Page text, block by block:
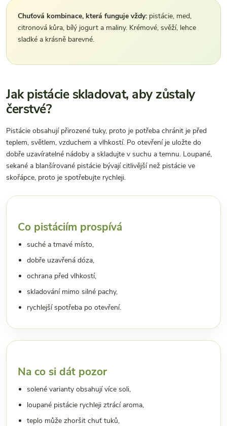
Chuťová kombinace, která funguje vždy: pistácie, med,
citronová kůra, bílý jogurt a maliny. Krémové, svěží, lehce
sladké a krásně barevné.
Jak pistácie skladovat, aby zůstaly
čerstvé?
Pistácie obsahují přirozené tuky, proto je potřeba chránit je před
teplem, světlem, vzduchem a vlhkostí. Po otevření je uložte do
dobře uzavíratelné nádoby a skladujte v suchu a temnu. Loupané,
sekané a blanšírované pistácie bývají citlivější než pistácie ve
skořápce, proto je spotřebujte rychleji.
Co pistáciím prospívá
suché a tmavé místo,
dobře uzavřená dóza,
ochrana před vlhkostí,
skladování mimo silné pachy,
rychlejší spotřeba po otevření.
Na co si dát pozor
solené varianty obsahují více soli,
loupané pistácie rychleji ztrácí aroma,
teplo může zhoršit chuť tuků,